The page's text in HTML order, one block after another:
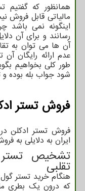
همانظور که گفتیم
مالیاتی قابل فروش
اینگونه نمی باشد
رسانند و برای آن
آن ها می توان به
عدم ارائه رایگان
طور کلی بخواهیم
شود جواب بله بوده و
فروش تستر
فروش تستر ادکلن در
ایران به دلایلی به
تشخیص تستر
تقلبی
هنگام خرید تستر
که درون یک بطری